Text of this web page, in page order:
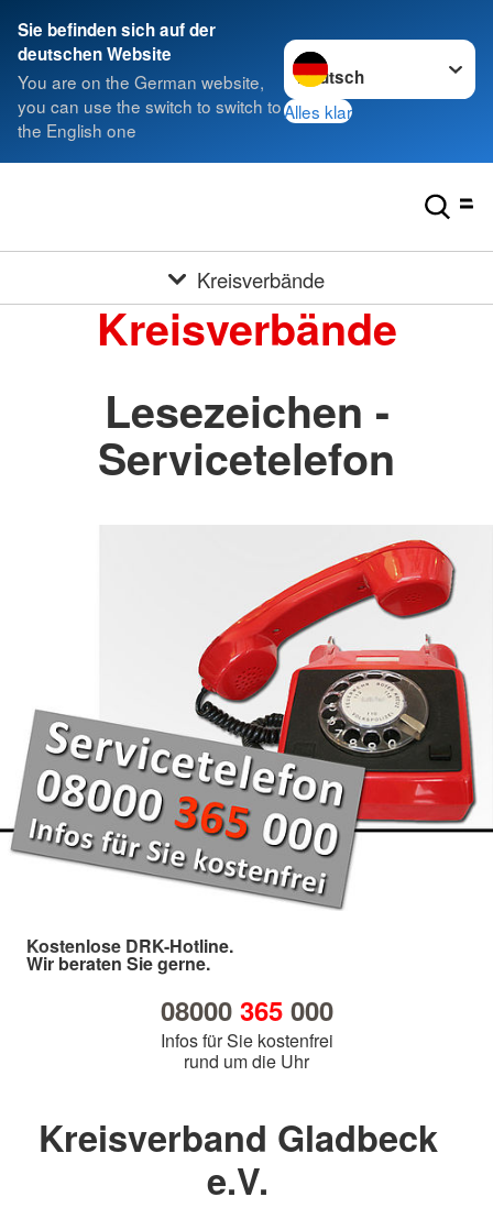
Sie befinden sich auf der
deutschen Website
You are on the German website,
you can use the switch to switch to
the English one
Sprache wechseln zu
Alles klar
Kreisverbände
Kreisverbände
Lesezeichen -
Servicetelefon
Kostenlose DRK-Hotline.
Wir beraten Sie gerne.
08000 365000
Infos für Sie kostenfrei
rund um die Uhr
Kreisverband Gladbeck
e.V.